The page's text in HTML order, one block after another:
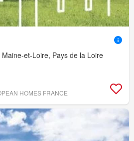
et-Loire, Pays de la Loire
HOMES FRANCE